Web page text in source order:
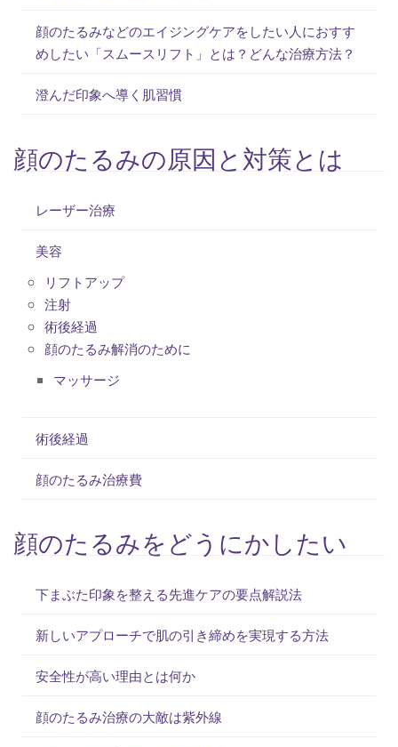
顔のたるみなどのエイジングケアをしたい人におすす
めしたい「スムースリフト」とは？どんな治療方法？
澄んだ印象へ導く肌習慣
顔のたるみの原因と対策とは
レーザー治療
美容
リフトアップ
注射
術後経過
顔のたるみ解消のために
マッサージ
術後経過
顔のたるみ治療費
顔のたるみをどうにかしたい
下まぶた印象を整える先進ケアの要点解説法
新しいアプローチで肌の引き締めを実現する方法
安全性が高い理由とは何か
顔のたるみ治療の大敵は紫外線